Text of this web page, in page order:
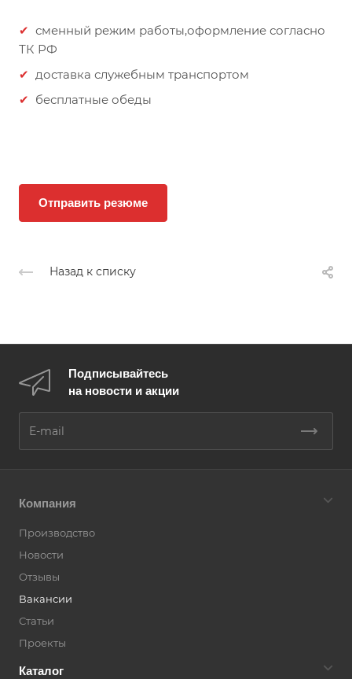
сменный режим работы,оформление согласно
ТК РФ
доставка служебным транспортом
бесплатные обеды
Отправить резюме
Назад к списку
Подписывайтесь
на новости и акции
Компания
Производство
Новости
Отзывы
Вакансии
Статьи
Проекты
Каталог